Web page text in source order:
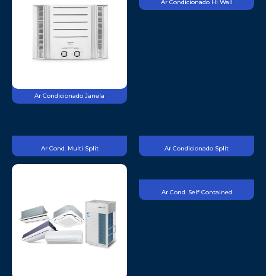
Ar Condicionado Janela
Ar Condicionado Hi Wall
Ar Cond. Multi Split Ar Condicionado Split
Ar Cond. Self Contained